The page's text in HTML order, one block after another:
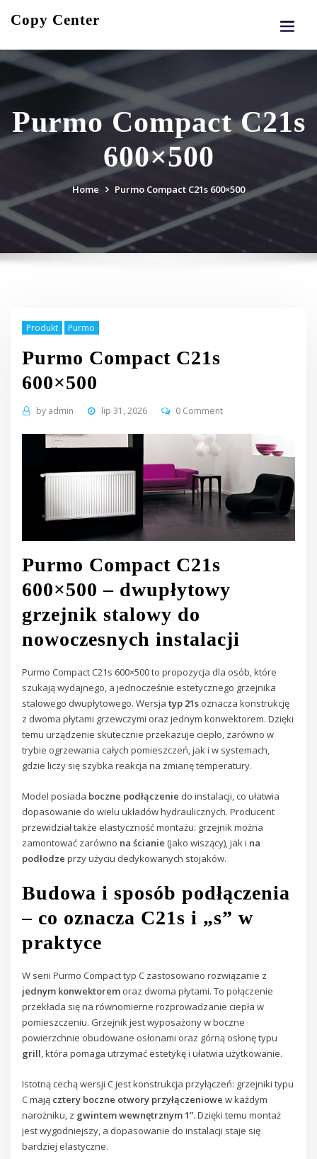
Copy Center
Purmo Compact C21s
600×500
Home Purmo Compact C21s 600×500
Produkt Purmo
Purmo Compact C21s
600×500
by admin lip 31, 2026 0 Comment
Purmo Compact C21s
600×500 – dwupłytowy
grzejnik stalowy do
nowoczesnych instalacji
Purmo Compact C21s 600×500 to propozycja dla osób, które
szukają wydajnego, a jednocześnie estetycznego grzejnika
stalowego dwupłytowego. Wersjatyp 21s oznacza konstrukcję
z dwoma płytami grzewczymi oraz jednym konwektorem. Dzięki
temu urządzenie skutecznie przekazuje ciepło, zarówno w
trybie ogrzewania całych pomieszczeń, jak i w systemach,
gdzie liczy się szybka reakcja na zmianę temperatury.
Model posiada boczne podłączenie do instalacji, co ułatwia
dopasowanie do wielu układów hydraulicznych. Producent
przewidział także elastyczność montażu: grzejnik można
zamontować zarówno na ścianie (jako wiszący), jak i na
podłodze przy użyciu dedykowanych stojaków.
Budowa i sposób podłączenia
– co oznacza C21s i „s” w
praktyce
W serii Purmo Compact typ C zastosowano rozwiązanie z
jednym konwektorem oraz dwoma płytami. To połączenie
przekłada się na równomierne rozprowadzanie ciepła w
pomieszczeniu. Grzejnik jest wyposażony w boczne
powierzchnie obudowane osłonami oraz górną osłonę typu
grill, która pomaga utrzymać estetykę i ułatwia użytkowanie.
Istotną cechą wersji C jest konstrukcja przyłączeń: grzejniki typu
C mają cztery boczne otwory przyłączeniowe w każdym
narożniku, z gwintem wewnętrznym 1”. Dzięki temu montaż
jest wygodniejszy, a dopasowanie do instalacji staje się
bardziej elastyczne.